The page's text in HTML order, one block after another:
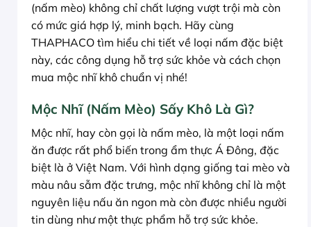
(nấm mèo) không chỉ chất lượng vượt trội mà còn
có mức giá hợp lý, minh bạch. Hãy cùng
THAPHACO tìm hiểu chi tiết về loại nấm đặc biệt
này, các công dụng hỗ trợ sức khỏe và cách chọn
mua mộc nhĩ khô chuẩn vị nhé!
Mộc Nhĩ (Nấm Mèo) Sấy Khô Là Gì?
Mộc nhĩ, hay còn gọi là nấm mèo, là một loại nấm
ăn được rất phổ biến trong ẩm thực Á Đông, đặc
biệt là ở Việt Nam. Với hình dạng giống tai mèo và
màu nâu sẫm đặc trưng, mộc nhĩ không chỉ là một
nguyên liệu nấu ăn ngon mà còn được nhiều người
tin dùng như một thực phẩm hỗ trợ sức khỏe.